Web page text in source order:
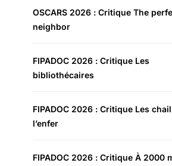
OSCARS 2026 : Critique The
neighbor
FIPADOC 2026 : Critique Les
bibliothécaires
FIPADOC 2026 : Critique Les
l’enfer
FIPADOC 2026 : Critique À 2000